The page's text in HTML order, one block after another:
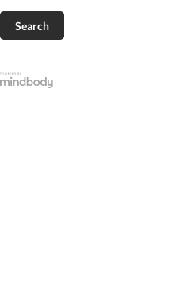
Search